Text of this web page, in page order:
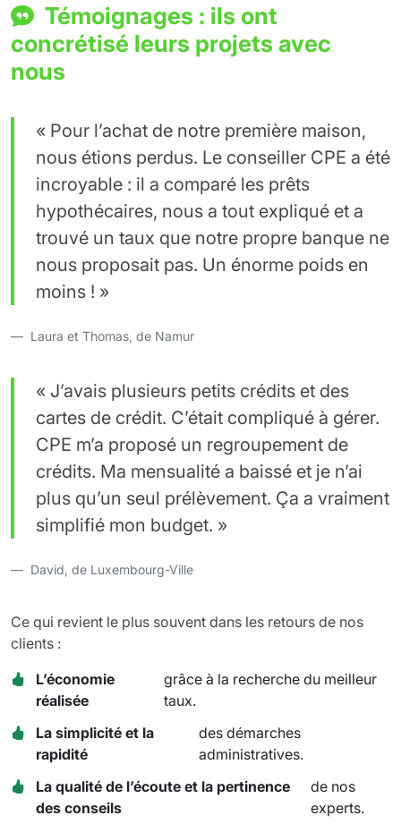
Témoignages : ils ont
concrétisé leurs projets avec
nous
« Pour l’achat de notre première maison,
nous étions perdus. Le conseiller CPE a été
incroyable : il a comparé les prêts
hypothécaires, nous a tout expliqué et a
trouvé un taux que notre propre banque ne
nous proposait pas. Un énorme poids en
moins ! »
Laura et Thomas, de Namur
« J’avais plusieurs petits crédits et des
cartes de crédit. C’était compliqué à gérer.
CPE m’a proposé un regroupement de
crédits. Ma mensualité a baissé et je n’ai
plus qu’un seul prélèvement. Ça a vraiment
simplifié mon budget. »
David, de Luxembourg-Ville
Ce qui revient le plus souvent dans les retours de nos
clients :
L’économie
réalisée
grâce à la recherche du meilleur
taux.
La simplicité et la
rapidité
des démarches
administratives.
La qualité de l’écoute et la pertinence
des conseils
de nos
experts.